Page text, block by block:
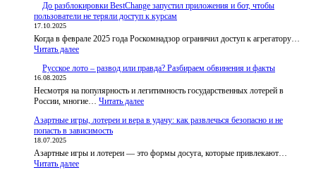
До разблокировки BestChange запустил приложения и бот, чтобы
пользователи не теряли доступ к курсам
17.10.2025
Когда в феврале 2025 года Роскомнадзор ограничил доступ к агрегатору…
Читать далее:
разблокировки
запустил
приложения
бот,
чтобы
не
теряли
Русское лото – развод или правда? Разбираем обвинения и факты
16.08.2025
Несмотря на популярность и легитимность государственных лотерей в
России, многие… Читать далее:
лото
или
Азартные игры, лотереи и вера в удачу: как развлечься безопасно и не
попасть в зависимость
18.07.2025
Азартные игры и лотереи — это формы досуга, которые привлекают…
Читать далее: